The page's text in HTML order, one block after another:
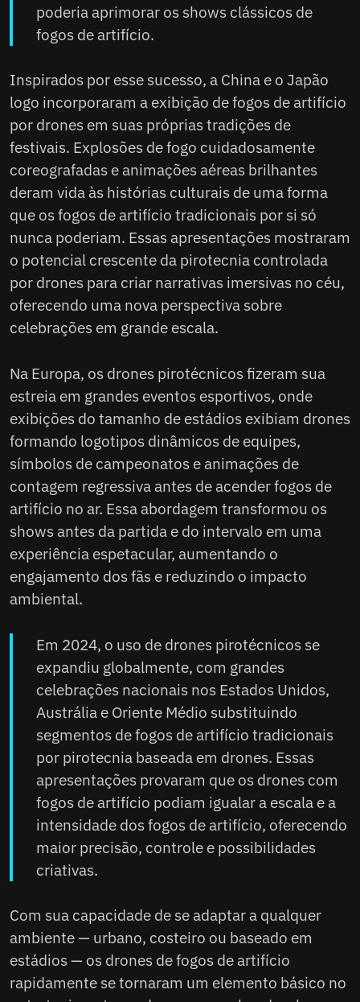
poderia aprimorar os shows clássicos de
fogos de artifício.
Inspirados por esse sucesso, a China e o Japão
logo incorporaram a exibição de fogos de artifício
por drones em suas próprias tradições de
festivais. Explosões de fogo cuidadosamente
coreografadas e animações aéreas brilhantes
deram vida às histórias culturais de uma forma
que os fogos de artifício tradicionais por si só
nunca poderiam. Essas apresentações mostraram
o potencial crescente da pirotecnia controlada
por drones para criar narrativas imersivas no céu,
oferecendo uma nova perspectiva sobre
celebrações em grande escala.
Na Europa, os drones pirotécnicos fizeram sua
estreia em grandes eventos esportivos, onde
exibições do tamanho de estádios exibiam drones
formando logotipos dinâmicos de equipes,
símbolos de campeonatos e animações de
contagem regressiva antes de acender fogos de
artifício no ar. Essa abordagem transformou os
shows antes da partida e do intervalo em uma
experiência espetacular, aumentando o
engajamento dos fãs e reduzindo o impacto
ambiental.
Em 2024, o uso de drones pirotécnicos se
expandiu globalmente, com grandes
celebrações nacionais nos Estados Unidos,
Austrália e Oriente Médio substituindo
segmentos de fogos de artifício tradicionais
por pirotecnia baseada em drones. Essas
apresentações provaram que os drones com
fogos de artifício podiam igualar a escala e a
intensidade dos fogos de artifício, oferecendo
maior precisão, controle e possibilidades
criativas.
Com sua capacidade de se adaptar a qualquer
ambiente — urbano, costeiro ou baseado em
estádios — os drones de fogos de artifício
rapidamente se tornaram um elemento básico no